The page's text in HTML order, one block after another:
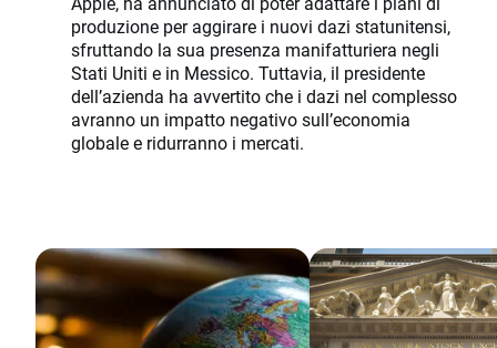
produzione per aggirare i nuovi dazi statunitensi,
sfruttando la sua presenza manifatturiera negli
Stati Uniti e in Messico. Tuttavia, il presidente
dell’azienda ha avvertito che i dazi nel complesso
avranno un impatto negativo sull’economia
globale e ridurranno i mercati.